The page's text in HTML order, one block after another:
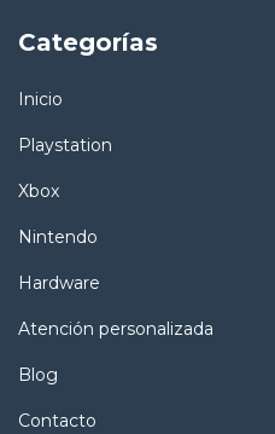
Categorías
Inicio
Playstation
Xbox
Nintendo
Hardware
Atención personalizada
Blog
Contacto